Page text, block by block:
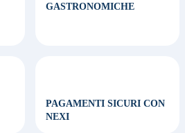
GASTRONOMICHE
PAGAMENTI SICURI CON
NEXI